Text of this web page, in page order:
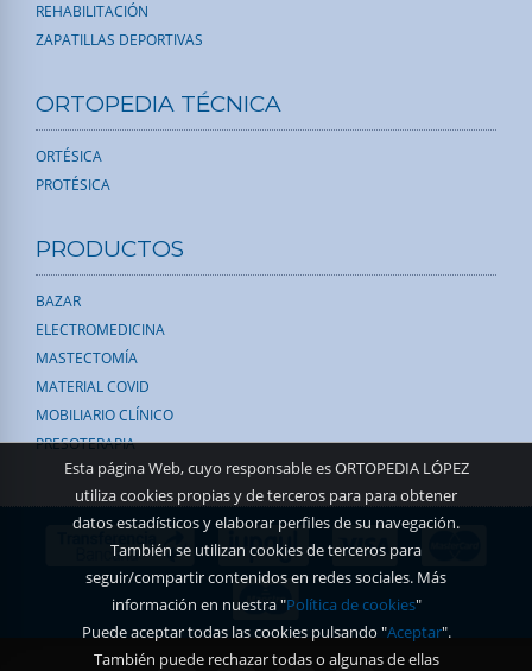
Esta página Web, cuyo responsable es ORTOPEDIA LÓPEZ
utiliza cookies propias y de terceros para para obtener
datos estadísticos y elaborar perfiles de su navegación.
También se utilizan cookies de terceros para
seguir/compartir contenidos en redes sociales. Más
información en nuestra "Política de cookies"
Puede aceptar todas las cookies pulsando "Aceptar".
También puede rechazar todas o algunas de ellas
REHABILITACIÓN
ZAPATILLAS DEPORTIVAS
ORTOPEDIA TÉCNICA
ORTÉSICA
PROTÉSICA
PRODUCTOS
BAZAR
ELECTROMEDICINA
MASTECTOMÍA
MATERIAL COVID
MOBILIARIO CLÍNICO
PRESOTERAPIA